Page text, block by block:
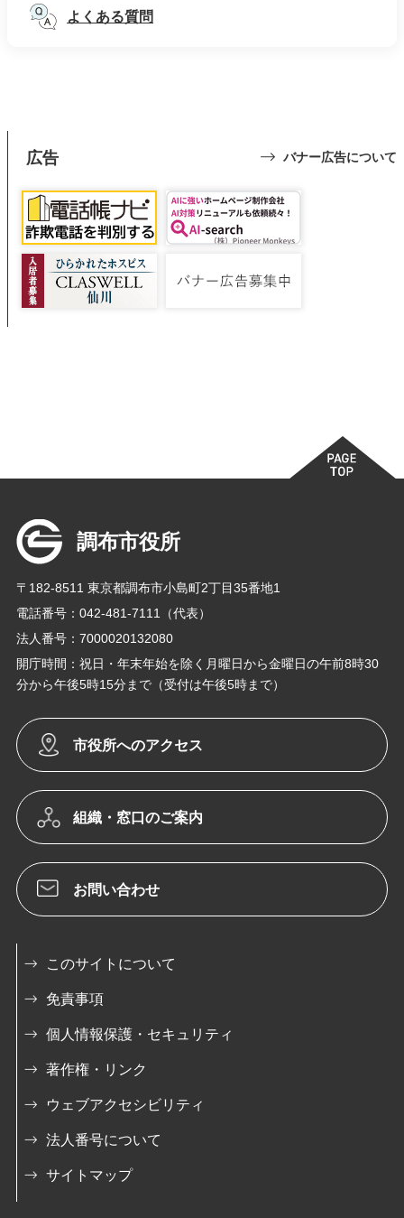
よくある質問
広告 バナー広告について
調布市役所
〒182-8511 東京都調布市小島町2丁目35番地1
電話番号：042-481-7111（代表）
法人番号：7000020132080
開庁時間：祝日・年末年始を除く月曜日から金曜日の午前8時30
分から午後5時15分まで（受付は午後5時まで）
市役所へのアクセス
組織・窓口のご案内
お問い合わせ
このサイトについて
免責事項
個人情報保護・セキュリティ
著作権・リンク
ウェブアクセシビリティ
法人番号について
サイトマップ